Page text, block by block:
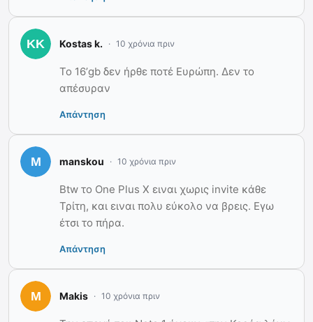
Kostas k. 10 χρόνια πριν
Το 16’gb δεν ήρθε ποτέ Ευρώπη. Δεν το
απέσυραν
Απάντηση
manskou 10 χρόνια πριν
Btw το One Plus X ειναι χωρις invite κάθε
Τρίτη, και ειναι πολυ εύκολο να βρεις. Εγω
έτσι το πήρα.
Απάντηση
Makis 10 χρόνια πριν